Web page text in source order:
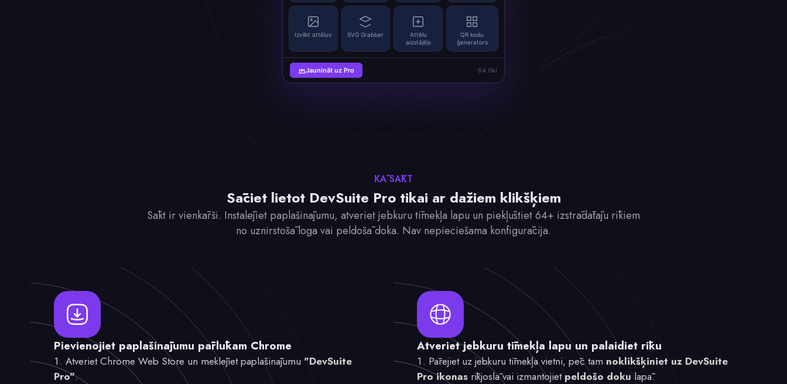
Izvilkt attēlus SVG Grabber
Attēlu
aizstājējs
QR kodu
ģenerators
Jaunināt uz Pro 64 rīki
KĀ SĀKT
Sāciet lietot DevSuite Pro tikai ar dažiem klikšķiem
Sākt ir vienkārši. Instalējiet paplašinājumu, atveriet jebkuru tīmekļa lapu un piekļūstiet 64+ izstrādātāju rīkiem
no uznirstošā loga vai peldošā doka. Nav nepieciešama konfigurācija.
Pievienojiet paplašinājumu pārlūkam Chrome
Atveriet Chrome Web Store un meklējiet paplašinājumu "DevSuite
Pro".
Atveriet jebkuru tīmekļa lapu un palaidiet rīku
Pārejiet uz jebkuru tīmekļa vietni, pēc tam noklikšķiniet uz DevSuite
Pro ikonas rīkjoslā vai izmantojiet peldošo doku lapā.